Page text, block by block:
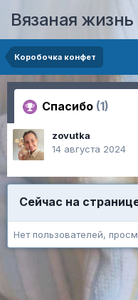
Вязаная
Коробочка конфет
Спасибо (1)
zovutka
14 августа 2024
Сейчас на
Нет пользователей,